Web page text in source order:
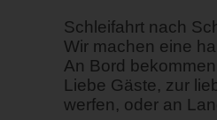
Schleifahrt nach
Wir machen eine
An Bord
Liebe Gäste, zur
werfen, oder an